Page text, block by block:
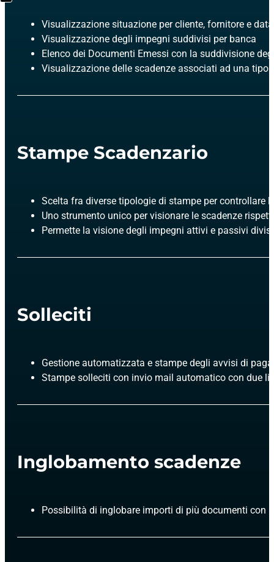
Visualizzazione situazione per cliente, fornitore e
Visualizzazione degli impegni suddivisi per banca
Elenco dei Documenti Emessi con la suddivisione
Visualizzazione delle scadenze associati ad una
Stampe Scadenzario
Scelta fra diverse tipologie di stampe per controllare
Uno strumento unico per visionare le scadenze
Permette la visione degli impegni attivi e passivi
Solleciti
Gestione automatizzata e stampe degli avvisi di
Stampe solleciti con invio mail automatico con due
Inglobamento scadenze
Possibilità di inglobare importi di più documenti con